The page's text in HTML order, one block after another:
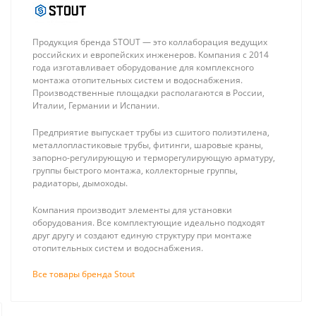
Stout Труба
16 х 2.0 (метражом, в
бухте 200м)
138 ₽
напольный из
нерж. стали AISI
304 (объем
бака 200л,
81 600 ₽
Продукция бренда STOUT — это коллаборация ведущих
российских и европейских инженеров. Компания с 2014
года изготавливает оборудование для комплексного
монтажа отопительных систем и водоснабжения.
Производственные площадки располагаются в России,
Италии, Германии и Испании.
Предприятие выпускает трубы из сшитого полиэтилена,
металлопластиковые трубы, фитинги, шаровые краны,
запорно-регулирующую и терморегулирующую арматуру,
группы быстрого монтажа, коллекторные группы,
радиаторы, дымоходы.
Компания производит элементы для установки
оборудования. Все комплектующие идеально подходят
друг другу и создают единую структуру при монтаже
отопительных систем и водоснабжения.
Все товары бренда Stout